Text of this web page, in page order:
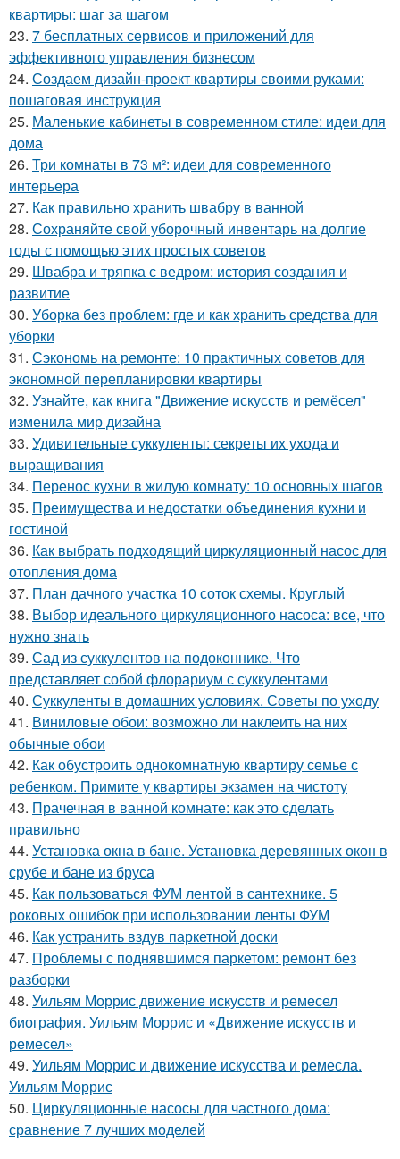
квартиры: шаг за шагом
23. 7 бесплатных сервисов и приложений для
эффективного управления бизнесом
24. Создаем дизайн-проект квартиры своими руками:
пошаговая инструкция
25. Маленькие кабинеты в современном стиле: идеи для
дома
26. Три комнаты в 73 м²: идеи для современного
интерьера
27. Как правильно хранить швабру в ванной
28. Сохраняйте свой уборочный инвентарь на долгие
годы с помощью этих простых советов
29. Швабра и тряпка с ведром: история создания и
развитие
30. Уборка без проблем: где и как хранить средства для
уборки
31. Сэкономь на ремонте: 10 практичных советов для
экономной перепланировки квартиры
32. Узнайте, как книга "Движение искусств и ремёсел"
изменила мир дизайна
33. Удивительные суккуленты: секреты их ухода и
выращивания
34. Перенос кухни в жилую комнату: 10 основных шагов
35. Преимущества и недостатки объединения кухни и
гостиной
36. Как выбрать подходящий циркуляционный насос для
отопления дома
37. План дачного участка 10 соток схемы. Круглый
38. Выбор идеального циркуляционного насоса: все, что
нужно знать
39. Сад из суккулентов на подоконнике. Что
представляет собой флорариум с суккулентами
40. Суккуленты в домашних условиях. Советы по уходу
41. Виниловые обои: возможно ли наклеить на них
обычные обои
42. Как обустроить однокомнатную квартиру семье с
ребенком. Примите у квартиры экзамен на чистоту
43. Прачечная в ванной комнате: как это сделать
правильно
44. Установка окна в бане. Установка деревянных окон в
срубе и бане из бруса
45. Как пользоваться ФУМ лентой в сантехнике. 5
роковых ошибок при использовании ленты ФУМ
46. Как устранить вздув паркетной доски
47. Проблемы с поднявшимся паркетом: ремонт без
разборки
48. Уильям Моррис движение искусств и ремесел
биография. Уильям Моррис и «Движение искусств и
ремесел»
49. Уильям Моррис и движение искусства и ремесла.
Уильям Моррис
50. Циркуляционные насосы для частного дома:
сравнение 7 лучших моделей